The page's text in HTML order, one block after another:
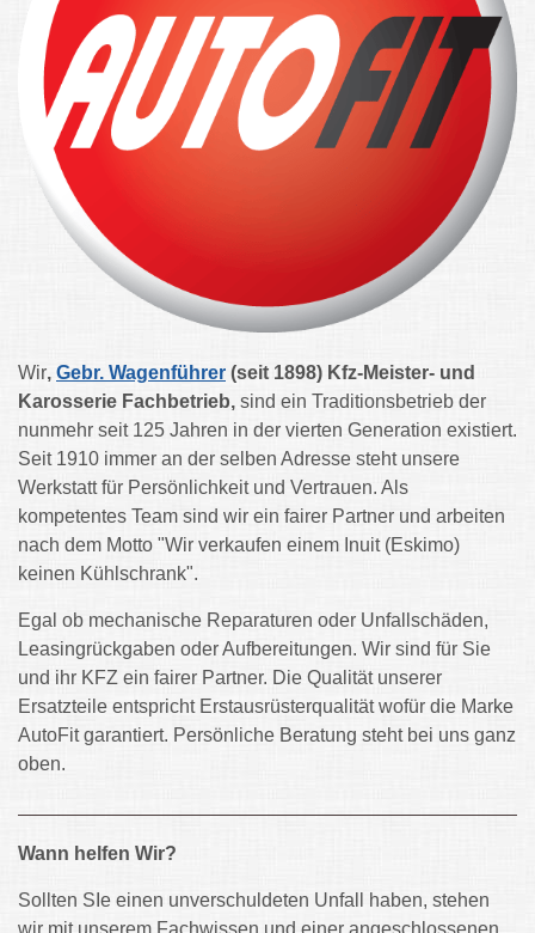
Wir, Gebr. Wagenführer (seit 1898) Kfz-Meister- und
Karosserie Fachbetrieb, sind ein Traditionsbetrieb der
nunmehr seit 125 Jahren in der vierten Generation existiert.
Seit 1910 immer an der selben Adresse steht unsere
Werkstatt für Persönlichkeit und Vertrauen. Als
kompetentes Team sind wir ein fairer Partner und arbeiten
nach dem Motto "Wir verkaufen einem Inuit (Eskimo)
keinen Kühlschrank".
Egal ob mechanische Reparaturen oder Unfallschäden,
Leasingrückgaben oder Aufbereitungen. Wir sind für Sie
und ihr KFZ ein fairer Partner. Die Qualität unserer
Ersatzteile entspricht Erstausrüsterqualität wofür die Marke
AutoFit garantiert. Persönliche Beratung steht bei uns ganz
oben.
Wann helfen Wir?
Sollten SIe einen unverschuldeten Unfall haben, stehen